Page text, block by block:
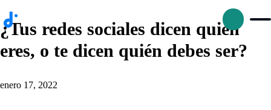
¿Tus redes sociales dicen quién
eres, o te dicen quién debes ser?
enero 17, 2022